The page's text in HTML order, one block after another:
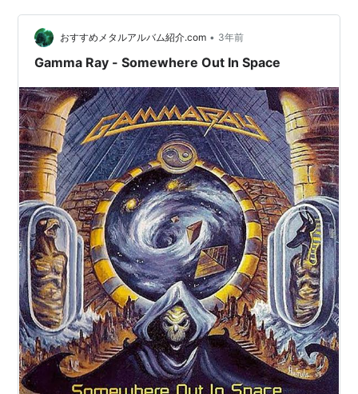
おすすめメタルアルバム紹介.com • 3年前
Gamma Ray - Somewhere Out In Space